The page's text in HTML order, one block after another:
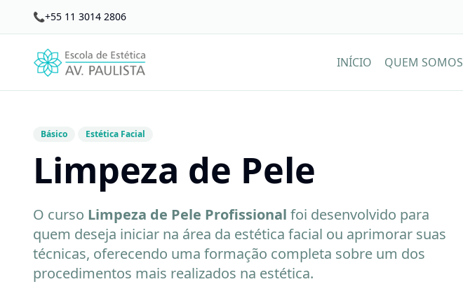
📞+55 11 3014 2806
INÍCIO QUEM SOMOS
Básico Estética Facial
Limpeza de Pele
O curso Limpeza de Pele Profissional foi desenvolvido para
quem deseja iniciar na área da estética facial ou aprimorar suas
técnicas, oferecendo uma formação completa sobre um dos
procedimentos mais realizados na estética.